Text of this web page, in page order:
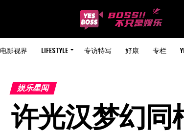
电影视界 LIFESTYLE 专访特写 好康 专栏
娱乐星闻
许光汉梦幻同